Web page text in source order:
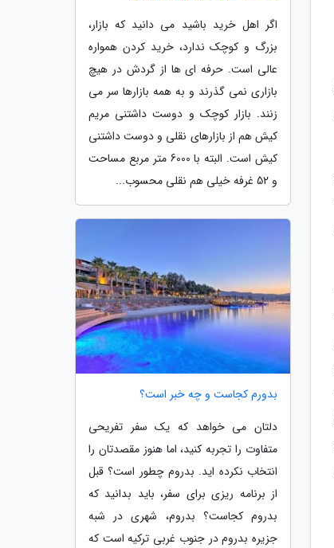
اگر اهل خرید باشید می دانید که بازار،
بزرگ و کوچک ندارد، خرید کردن همواره
عالی است. حرفه ای ها از گردش در هیچ
بازاری نمی گذرند و به همه بازارها سر می
زنند. بازار کوچک و دوست داشتنی مریم
کیش هم از بازارهای نقلی و دوست داشتنی
کیش است. البته با 6000 متر مربع مساحت
و 52 غرفه خیلی هم نقلی محسوب...
بدورم کجاست و چه خبر است؟
دلتان می خواهد که یک سفر تفریحی
متفاوت را تجربه کنید، اما هنوز مقصدتان را
انتخاب نکرده اید. بدروم چطور است؟ قبل
از برنامه ریزی برای سفر، باید بدانید که
بدروم کجاست؟ بدروم، شهری در شبه
جزیره بدروم در جنوب غربی ترکیه است که